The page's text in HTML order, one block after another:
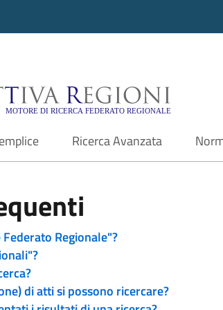
Regioni -
Ricerca Avanzata
Regionale"?
di atti si possono ricercare?